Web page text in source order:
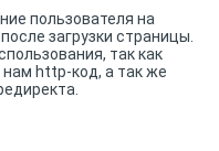
пользователя на
загрузки страницы.
так как
http-код, а так же